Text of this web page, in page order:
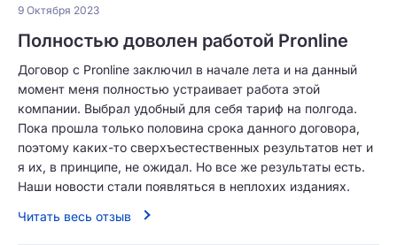
9 Октября 2023
Полностью доволен работой Pronline
Договор с Pronline заключил в начале лета и на данный
момент меня полностью устраивает работа этой
компании. Выбрал удобный для себя тариф на полгода.
Пока прошла только половина срока данного договора,
поэтому каких-то сверхъестественных результатов нет и
я их, в принципе, не ожидал. Но все же результаты есть.
Наши новости стали появляться в неплохих изданиях.
Читать весь отзыв